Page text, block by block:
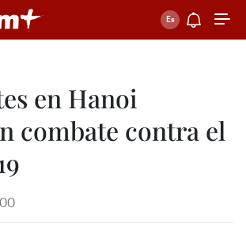
en Hanoi
combate contra el